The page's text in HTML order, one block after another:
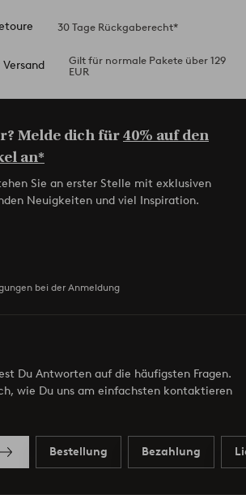
30 Tage Rückgaberecht*
Gilt für normale Pakete über 129
EUR
Melde dich für40% auf den
an*
Sie an erster Stelle mit exklusiven
Neuigkeiten und viel Inspiration.
bei der Anmeldung
Du Antworten auf die häufigsten Fragen.
wie Du uns am einfachsten kontaktieren
Bestellung Bezahlung